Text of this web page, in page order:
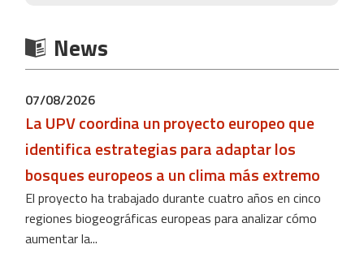
News
07/08/2026
La UPV coordina un proyecto europeo que
identifica estrategias para adaptar los
bosques europeos a un clima más extremo
El proyecto ha trabajado durante cuatro años en cinco
regiones biogeográficas europeas para analizar cómo
aumentar la...